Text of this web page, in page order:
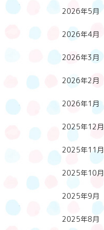
2026年5月
2026年4月
2026年3月
2026年2月
2026年1月
2025年12月
2025年11月
2025年10月
2025年9月
2025年8月